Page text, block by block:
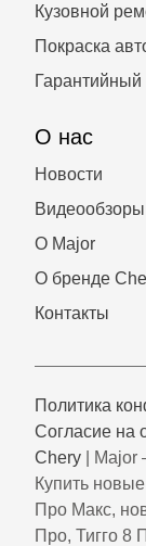
Кузовной
Покраска
О нас
Новости
Видеообзоры
О Major
О бренде
Контакты
Политика
Согласие на
Chery |
Купить
Про Макс,
Про, Тигго 8